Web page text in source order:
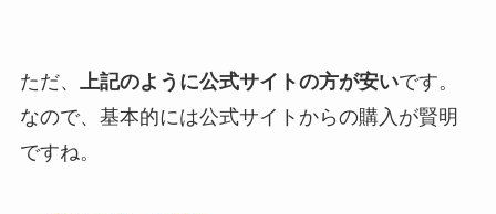
ただ、 上記のように公式サイトの方が安いです。
なので、基本的には公式サイトからの購入が賢明
ですね。